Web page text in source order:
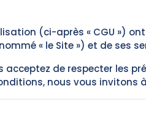
(ci-après « CGU »)
« le Site ») et de ses
de respecter les
nous vous invitons